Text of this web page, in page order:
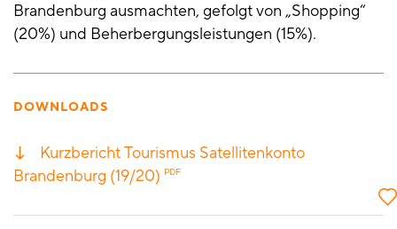
Brandenburg ausmachten, gefolgt von „Shopping“
(20%) und Beherbergungsleistungen (15%).
DOWNLOADS
Kurzbericht Tourismus Satellitenkonto
Brandenburg (19/20) PDF